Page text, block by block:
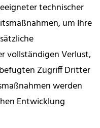
technischer
um Ihre
vollständigen Verlust,
Zugriff Dritter
werden
Entwicklung